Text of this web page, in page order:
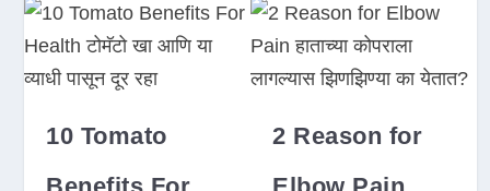
10 Tomato
2 Reason for